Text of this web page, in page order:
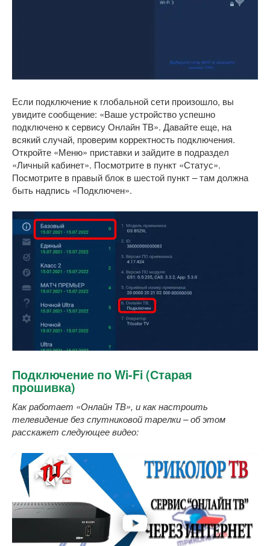
Если подключение к глобальной сети произошло, вы
увидите сообщение: «Ваше устройство успешно
подключено к сервису Онлайн ТВ». Давайте еще, на
всякий случай, проверим корректность подключения.
Откройте «Меню» приставки и зайдите в подраздел
«Личный кабинет». Посмотрите в пункт «Статус».
Посмотрите в правый блок в шестой пункт – там должна
быть надпись «Подключен».
Подключение по Wi-Fi (Старая
прошивка)
Как работает «Онлайн ТВ», и как настроить
телевидение без спутниковой тарелки – об этом
расскажет следующее видео: